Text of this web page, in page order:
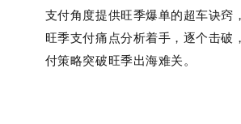
支付角度提供旺季爆单的超车诀窍
旺季支付痛点分析着手，逐个击破
付策略突破旺季出海难关。